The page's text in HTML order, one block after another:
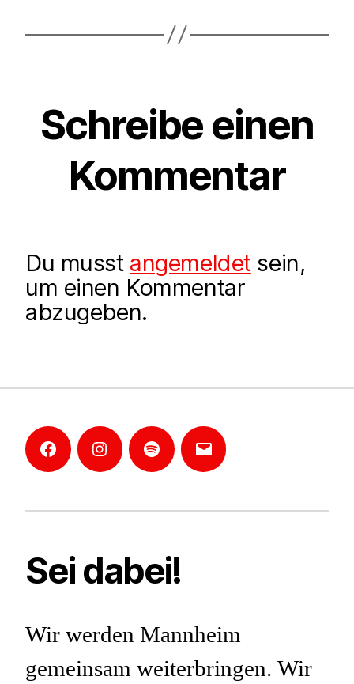
Schreibe einen
Kommentar
Du musst angemeldet sein,
um einen Kommentar
abzugeben.
FacebookInstagramMannheim-
E-
Sei dabei!
Wir werden Mannheim
gemeinsam weiterbringen. Wir